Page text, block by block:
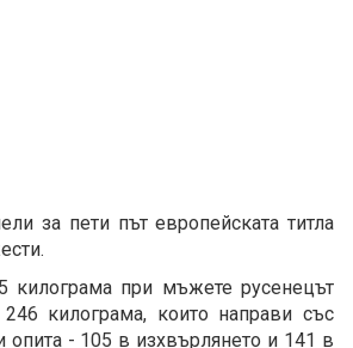
за пети път европейската титла
килограма при мъжете русенецът
килограма, които направи със
- 105 в изхвърлянето и 141 в